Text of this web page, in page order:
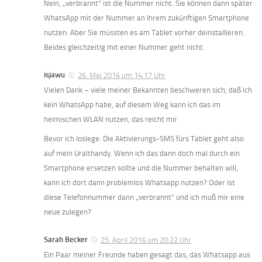
Nein, „verbrannt“ ist die Nummer nicht. Sie können dann später
WhatsApp mit der Nummer an Ihrem zukünftigen Smartphone
nutzen. Aber Sie müssten es am Tablet vorher deinstallieren.
Beides gleichzeitig mit einer Nummer geht nicht.
isjawu
26. Mai 2016 um 14:17 Uhr
Vielen Dank – viele meiner Bekannten beschweren sich, daß ich
kein WhatsApp habe, auf diesem Weg kann ich das im
heimischen WLAN nutzen, das reicht mir.
Bevor ich loslege: Die Aktivierungs-SMS fürs Tablet geht also
auf mein Uralthandy. Wenn ich das dann doch mal durch ein
Smartphone ersetzen sollte und die Nummer behalten will,
kann ich dort dann problemlos Whatsapp nutzen? Oder ist
diese Telefonnummer dann „verbrannt“ und ich muß mir eine
neue zulegen?
Sarah Becker
25. April 2016 um 20:22 Uhr
Ein Paar meiner Freunde haben gesagt das, das Whatsapp aus